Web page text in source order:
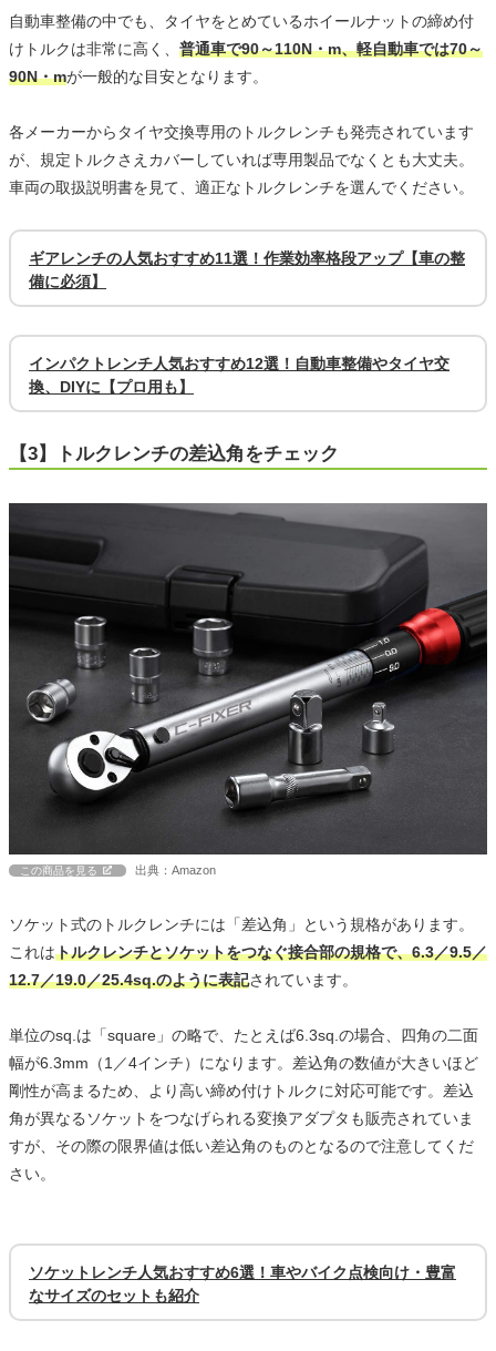
自動車整備の中でも、タイヤをとめているホイールナットの締め付
けトルクは非常に高く、 普通車で90～110N・m、軽自動車では70～
90N・mが一般的な目安となります。
各メーカーからタイヤ交換専用のトルクレンチも発売されています
が、規定トルクさえカバーしていれば専用製品でなくとも大丈夫。
車両の取扱説明書を見て、適正なトルクレンチを選んでください。
ギアレンチの人気おすすめ11選！作業効率格段アップ【車の整
備に必須】
インパクトレンチ人気おすすめ12選！自動車整備やタイヤ交
換、DIYに【プロ用も】
【3】トルクレンチの差込角をチェック
この商品を見る 出典：Amazon
ソケット式のトルクレンチには「差込角」という規格があります。
これはトルクレンチとソケットをつなぐ接合部の規格で、6.3／9.5／
12.7／19.0／25.4sq.のように表記されています。
単位のsq.は「square」の略で、たとえば6.3sq.の場合、四角の二面
幅が6.3mm（1／4インチ）になります。差込角の数値が大きいほど
剛性が高まるため、より高い締め付けトルクに対応可能です。差込
角が異なるソケットをつなげられる変換アダプタも販売されていま
すが、その際の限界値は低い差込角のものとなるので注意してくだ
さい。
ソケットレンチ人気おすすめ6選！車やバイク点検向け・豊富
なサイズのセットも紹介